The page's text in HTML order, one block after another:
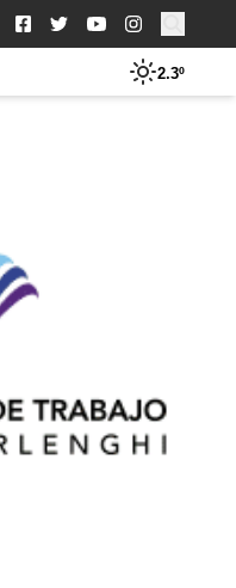
Buscar:
2.3º